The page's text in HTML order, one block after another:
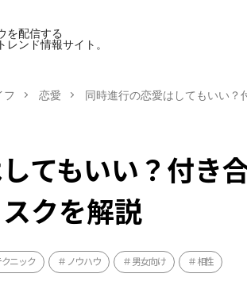
を配信する
レンド情報サイト。
フ 恋愛 同時進行の恋愛はしてもいい？
てもいい？付き
クを解説
クニック ノウハウ 男女向け 相性